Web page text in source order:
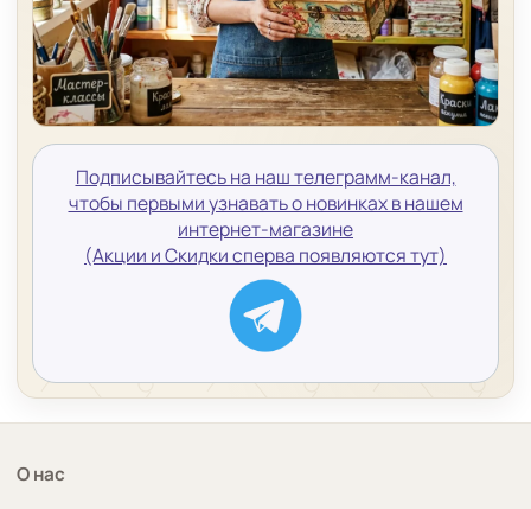
Подписывайтесь на наш телеграмм-канал,
чтобы первыми узнавать о новинках в нашем
интернет-магазине
(Акции и Скидки сперва появляются тут)
О нас